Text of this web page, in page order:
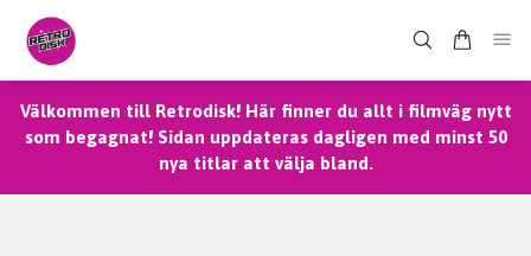
Välkommen till Retrodisk! Här finner du allt i filmväg nytt
som begagnat! Sidan uppdateras dagligen med minst 50
nya titlar att välja bland.